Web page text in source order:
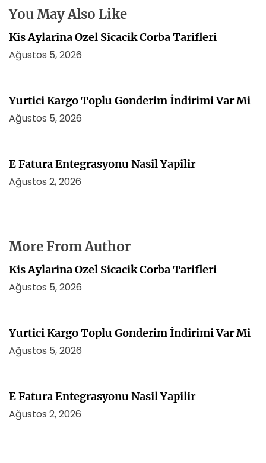
i
You May Also Like
Kis Aylarina Ozel Sicacik Corba Tarifleri
Ağustos 5, 2026
Yurtici Kargo Toplu Gonderim İndirimi Var Mi
Ağustos 5, 2026
E Fatura Entegrasyonu Nasil Yapilir
Ağustos 2, 2026
More From Author
Kis Aylarina Ozel Sicacik Corba Tarifleri
Ağustos 5, 2026
Yurtici Kargo Toplu Gonderim İndirimi Var Mi
Ağustos 5, 2026
E Fatura Entegrasyonu Nasil Yapilir
Ağustos 2, 2026